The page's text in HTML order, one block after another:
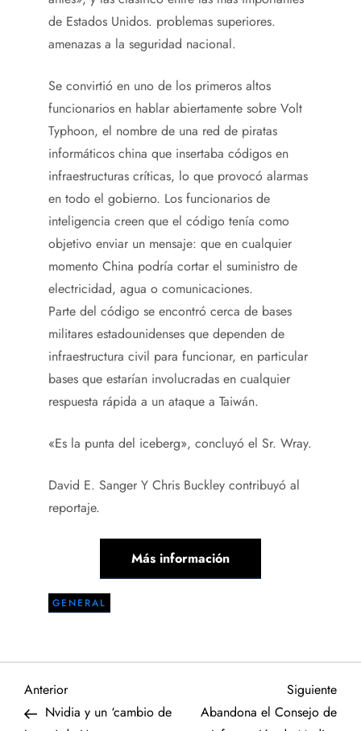
de Estados Unidos. problemas superiores.
amenazas a la seguridad nacional.
Se convirtió en uno de los primeros altos
funcionarios en hablar abiertamente sobre Volt
Typhoon, el nombre de una red de piratas
informáticos china que insertaba códigos en
infraestructuras críticas, lo que provocó alarmas
en todo el gobierno. Los funcionarios de
inteligencia creen que el código tenía como
objetivo enviar un mensaje: que en cualquier
momento China podría cortar el suministro de
electricidad, agua o comunicaciones.
Parte del código se encontró cerca de bases
militares estadounidenses que dependen de
infraestructura civil para funcionar, en particular
bases que estarían involucradas en cualquier
respuesta rápida a un ataque a Taiwán.
«Es la punta del iceberg», concluyó el Sr. Wray.
David E. Sanger Y Chris Buckley contribuyó al
reportaje.
Más información
GENERAL
N
Entrada
anterior
Anterior
Nvidia y un ‘cambio de
Siguiente
Abandona el Consejo de